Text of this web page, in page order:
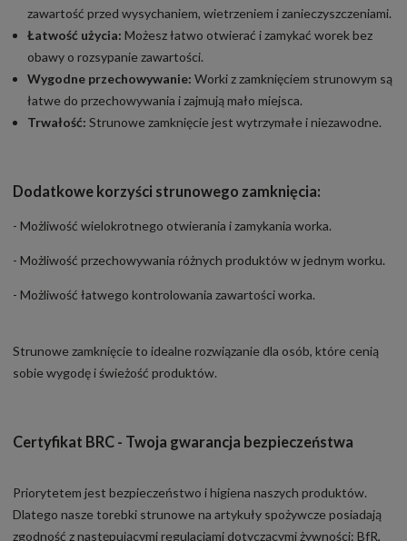
zawartość przed wysychaniem, wietrzeniem i zanieczyszczeniami.
Łatwość użycia: Możesz łatwo otwierać i zamykać worek bez
obawy o rozsypanie zawartości.
Wygodne przechowywanie: Worki z zamknięciem strunowym są
łatwe do przechowywania i zajmują mało miejsca.
Trwałość: Strunowe zamknięcie jest wytrzymałe i niezawodne.
Dodatkowe korzyści strunowego zamknięcia:
- Możliwość wielokrotnego otwierania i zamykania worka.
- Możliwość przechowywania różnych produktów w jednym worku.
- Możliwość łatwego kontrolowania zawartości worka.
Strunowe zamknięcie to idealne rozwiązanie dla osób, które cenią
sobie wygodę i świeżość produktów.
Certyfikat BRC - Twoja gwarancja bezpieczeństwa
Priorytetem jest bezpieczeństwo i higiena naszych produktów.
Dlatego nasze torebki strunowe na artykuły spożywcze posiadają
zgodność z następującymi regulacjami dotyczącymi żywności: BfR,